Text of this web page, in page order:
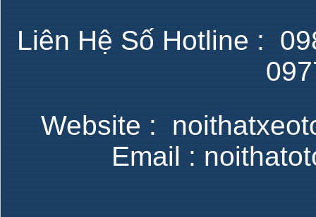
Liên Hệ Số Hotline :
Website :
Email :